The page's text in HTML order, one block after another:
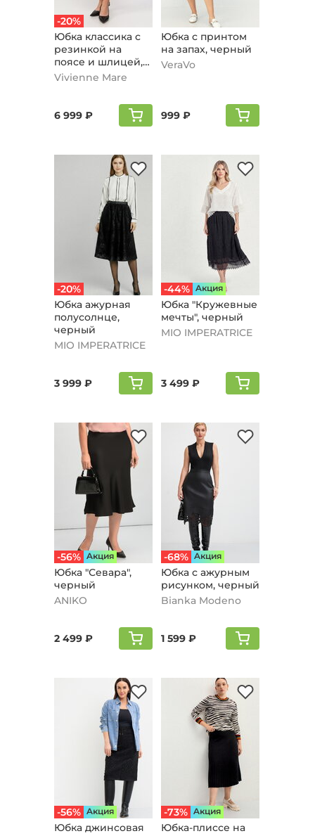
-20%
Юбка классика с
резинкой на
поясе и шлицей,
черный
Vivienne Mare
6 999 ₽
Юбка с принтом
на запах, черный
VeraVo
999 ₽
-20%
Юбка ажурная
полусолнце,
черный
MIO IMPERATRICE
3 999 ₽
-44% Aкция
Юбка "Кружевные
мечты", черный
MIO IMPERATRICE
3 499 ₽
-56% Aкция
Юбка "Севара",
черный
ANIKO
2 499 ₽
-68% Aкция
Юбка с ажурным
рисунком, черный
Bianka Modeno
1 599 ₽
-56% Aкция
Юбка джинсовая
-73% Aкция
Юбка-плиссе на